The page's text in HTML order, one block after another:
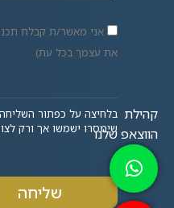
אני מאשר/ת קבלת תכנים
את עצמך בכל עת)
בלחיצה על כפתור
שימסרו ישמשו אך ורק
שליחה